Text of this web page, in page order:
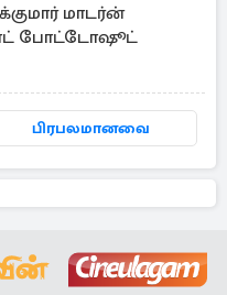
மாடர்ன்
போட்டோஷூட்
பிரபலமானவை